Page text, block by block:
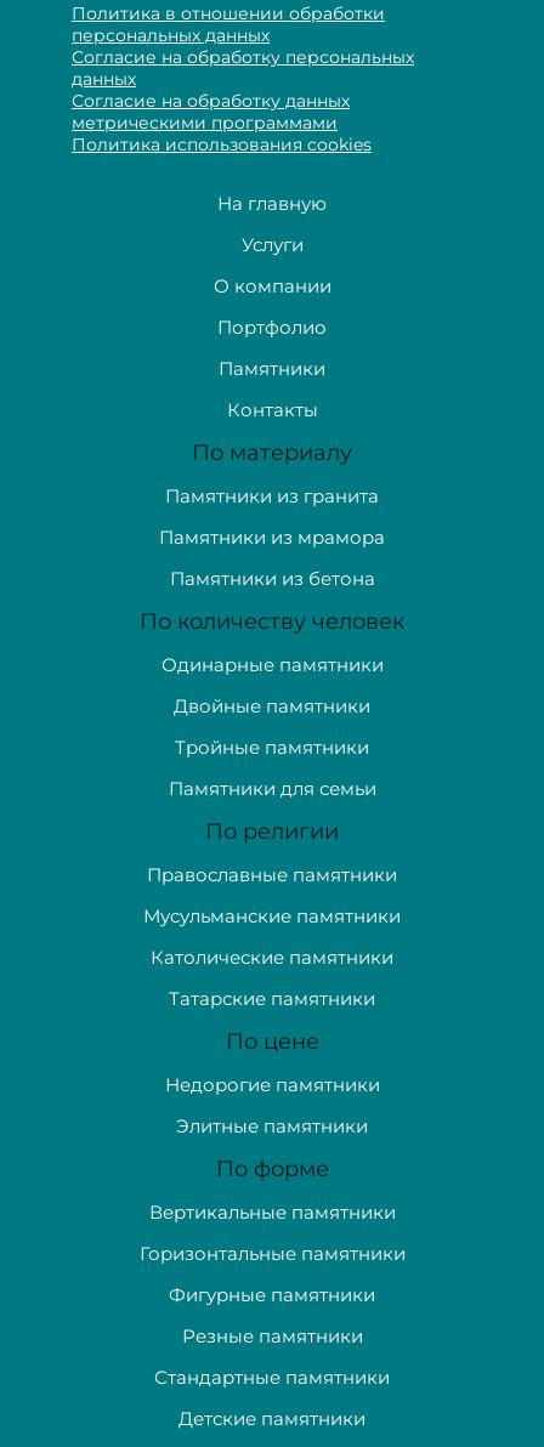
Политика в отношении обработки
персональных данных
Согласие на обработку персональных
данных
Согласие на обработку данных
метрическими программами
Политика использования cookies
На главную
Услуги
О компании
Портфолио
Памятники
Контакты
По материалу
Памятники из гранита
Памятники из мрамора
Памятники из бетона
По количеству человек
Одинарные памятники
Двойные памятники
Тройные памятники
Памятники для семьи
По религии
Православные памятники
Мусульманские памятники
Католические памятники
Татарские памятники
По цене
Недорогие памятники
Элитные памятники
По форме
Вертикальные памятники
Горизонтальные памятники
Фигурные памятники
Резные памятники
Стандартные памятники
Детские памятники